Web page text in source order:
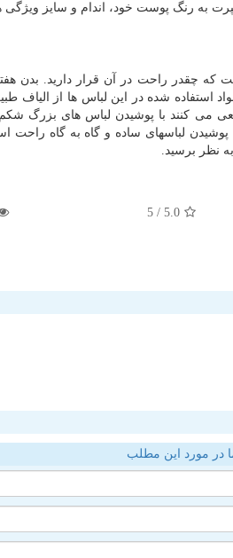
به رنگ پوست خود، اندام و سایز
چقدر راحت در آن قرار دارید. بدن هفته
شده در این لباس ها از الیاف
می کنند با پوشیدن لباس های بزرگ شکم
لباسهای ساده و گاه به گاه راحت
نظر برسید.
5.0
/ 5
در مورد این مطلب